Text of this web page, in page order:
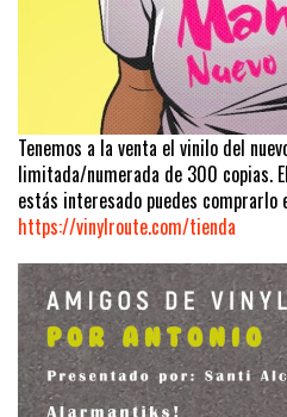
Tenemos a la venta el vinilo del
limitada/numerada de 300 copias.
estás interesado puedes comprarlo
https://vinylroute.com/tienda